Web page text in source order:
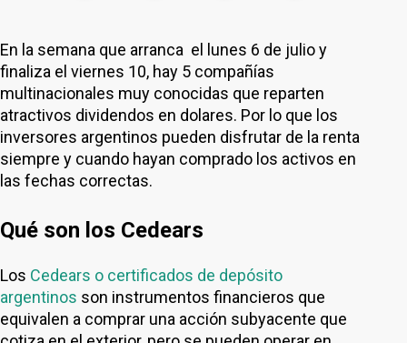
En la semana que arranca el lunes 6 de julio y
finaliza el viernes 10, hay 5 compañías
multinacionales muy conocidas que reparten
atractivos dividendos en dolares. Por lo que los
inversores argentinos pueden disfrutar de la renta
siempre y cuando hayan comprado los activos en
las fechas correctas.
Qué son los Cedears
Los Cedears o certificados de depósito
argentinos son instrumentos financieros que
equivalen a comprar una acción subyacente que